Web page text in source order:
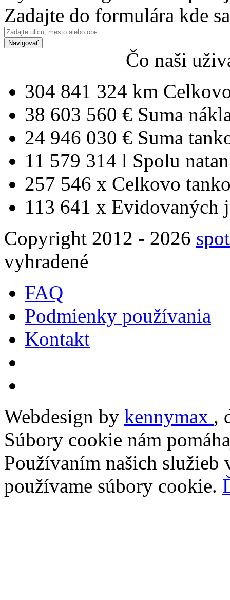
Zadajte do formulára kde
Navigovať
Čo naši
304 841 324 km
38 603 560 € Suma
24 946 030 € Suma
11 579 314 l Spolu
257 546 x Celkovo
113 641 x Evidovaných
Copyright 2012 - 2026
vyhradené
FAQ
Podmienky používania
Kontakt
Webdesign by kennymax ,
Súbory cookie nám
Používaním našich služieb
používame súbory cookie.